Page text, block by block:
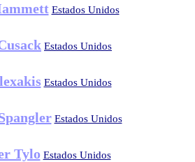
Estados Unidos
Estados Unidos
Estados Unidos
Estados Unidos
Tylo Estados Unidos